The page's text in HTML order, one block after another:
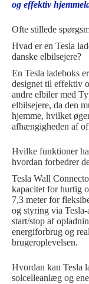
og effektiv
Ofte stillede
Hvad er en Tesla
danske elbilsejere?
En Tesla ladeboks
designet til effektiv
andre elbiler med
elbilsejere, da den
hjemme, hvilket
afhængigheden af
Hvilke funktioner
hvordan forbedrer
Tesla Wall
kapacitet for hurtig
7,3 meter for
og styring via
start/stop af
energiforbrug og
brugeroplevelsen.
Hvordan kan Tesla
solcelleanlæg og